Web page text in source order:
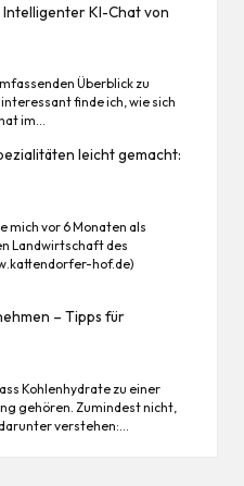
KI-Chat von
Überblick zu
finde ich, wie sich
im…
leicht gemacht:
mich vor 6 Monaten als
Landwirtschaft des
hof.de)
– Tipps für
Kohlenhydrate zu einer
gehören. Zumindest nicht,
verstehen:…